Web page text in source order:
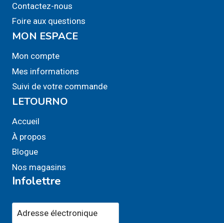
page
du
produit
Contactez-nous
Foire aux questions
MON ESPACE
Mon compte
Mes informations
Suivi de votre commande
LETOURNO
Accueil
À propos
Blogue
Nos magasins
Infolettre